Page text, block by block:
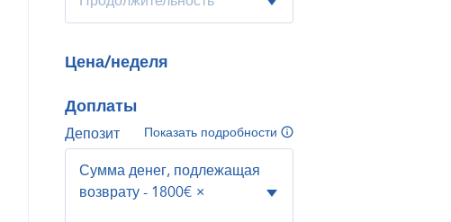
Цена/неделя
Доплаты
Показать подробности
Депозит
Сумма денег, подлежащая
возврату - 1800€ ×